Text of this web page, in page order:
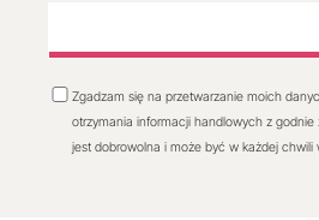
Zgadzam się na przetwarzanie moich
otrzymania informacji handlowych z godnie
jest dobrowolna i może być w każdej chwili